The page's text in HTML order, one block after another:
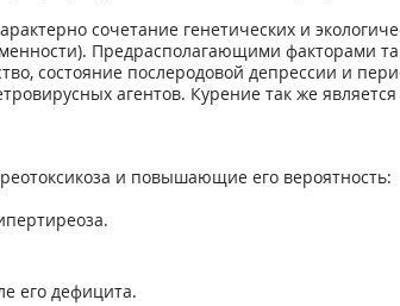
сочетание генетических и
Предрасполагающими факторами
состояние послеродовой депрессии и
агентов. Курение так же
и повышающие его вероятность:
его дефицита.